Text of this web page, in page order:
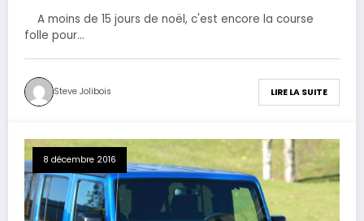
A moins de 15 jours de noël, c'est encore la course
folle pour…
Steve Jolibois LIRE LA SUITE
8 décembre 2016